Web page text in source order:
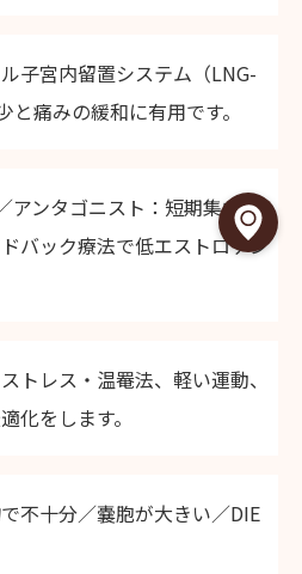
子宮内留置システム（LNG-
と痛みの緩和に有用です。
アンタゴニスト：短期集中的
バック療法で低エストロゲン
トレス・温罨法、軽い運動、
化をします。
不十分／嚢胞が大きい／DIE